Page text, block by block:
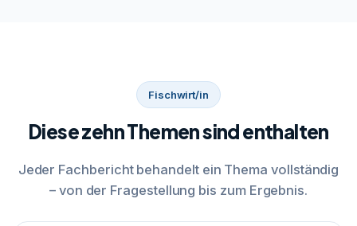
Fischwirt/in
Diese zehn Themen sind enthalten
Jeder Fachbericht behandelt ein Thema vollständig
– von der Fragestellung bis zum Ergebnis.